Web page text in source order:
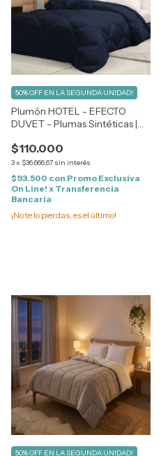
Plumón HOTEL - EFECTO
DUVET - Plumas Sintéticas |
Size
$110.000
3x $36.666,67 sin interés
50% OFF EN LA SEGUNDA UNIDAD!
$93.500 con Promo Exclusiva
On Line! x Transferencia
Bancaria
¡No te lo pierdas, es el último!
50% OFF EN LA SEGUNDA UNIDAD!